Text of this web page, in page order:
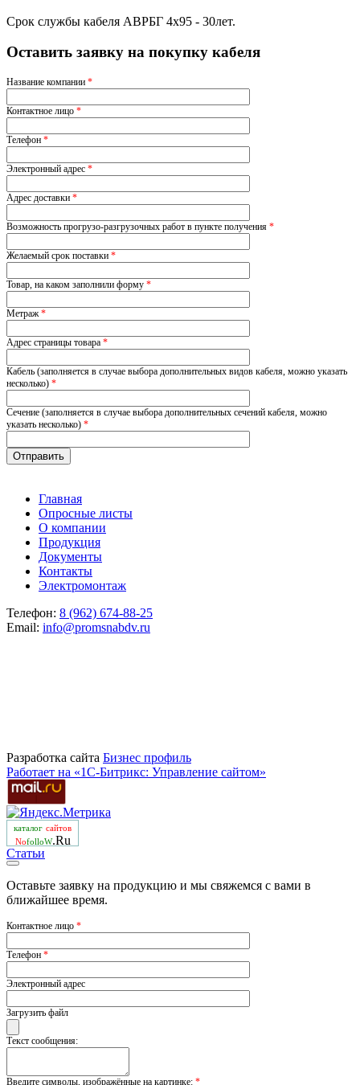
Срок службы кабеля АВРБГ 4х95 - 30лет.
Оставить заявку на покупку кабеля
Название компании *
Контактное лицо *
Телефон *
Электронный адрес *
Адрес доставки *
Возможность прогрузо-разгрузочных работ в пункте получения *
Желаемый срок поставки *
Товар, на каком заполнили форму *
Метраж*
Адрес страницы товара *
Кабель (заполняется в случае выбора дополнительных видов кабеля, можно указать
несколько) *
Сечение (заполняется в случае выбора дополнительных сечений кабеля, можно
указать несколько) *
Главная
Опросные листы
О компании
Продукция
Документы
Контакты
Электромонтаж
Телефон: 8 (962) 674-88-25
Email: info@promsnabdv.ru
Разработка сайта Бизнеc профиль
Работает на «1С-Битрикс: Управление сайтом»
каталог сайтов
NofolloW.Ru
Статьи
Оставьте заявку на продукцию и мы свяжемся с вами в
ближайшее время.
Контактное лицо *
Телефон *
Электронный адрес
Загрузить файл
Текст сообщения:
Введите символы, изображённые на картинке: *